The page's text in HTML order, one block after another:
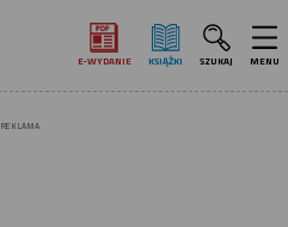
E‑WYDANIE KSIĄŻKI SZUKAJ MENU
REKLAMA